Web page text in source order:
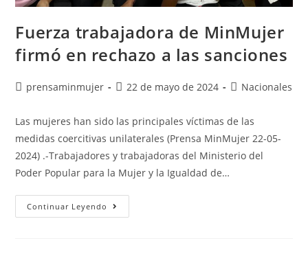
Fuerza trabajadora de MinMujer
firmó en rechazo a las sanciones
prensaminmujer 22 de mayo de 2024 Nacionales
Las mujeres han sido las principales víctimas de las
medidas coercitivas unilaterales (Prensa MinMujer 22-05-
2024) .-Trabajadores y trabajadoras del Ministerio del
Poder Popular para la Mujer y la Igualdad de…
Continuar Leyendo